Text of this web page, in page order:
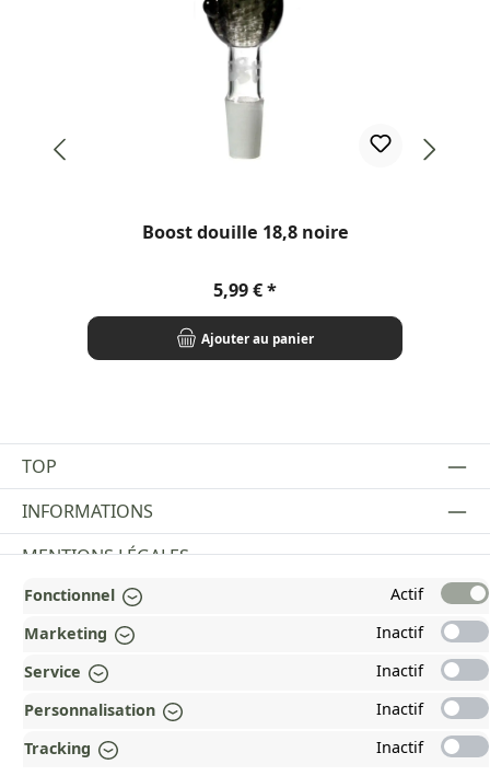
Boost douille 18,8 noire
Prix régulier :
5,99 €
Ajouter au panier
TOP
INFORMATIONS
MENTIONS LÉGALES
PAYMENT AND SHIPPING METHODS
RÉCOMPENSÉ ET CERTIFIÉ !
OUR COMMUNITIES
Fonctionnel
Actif
Marketing
Inactif
Service
Inactif
Personnalisation
Inactif
Tracking
Inactif